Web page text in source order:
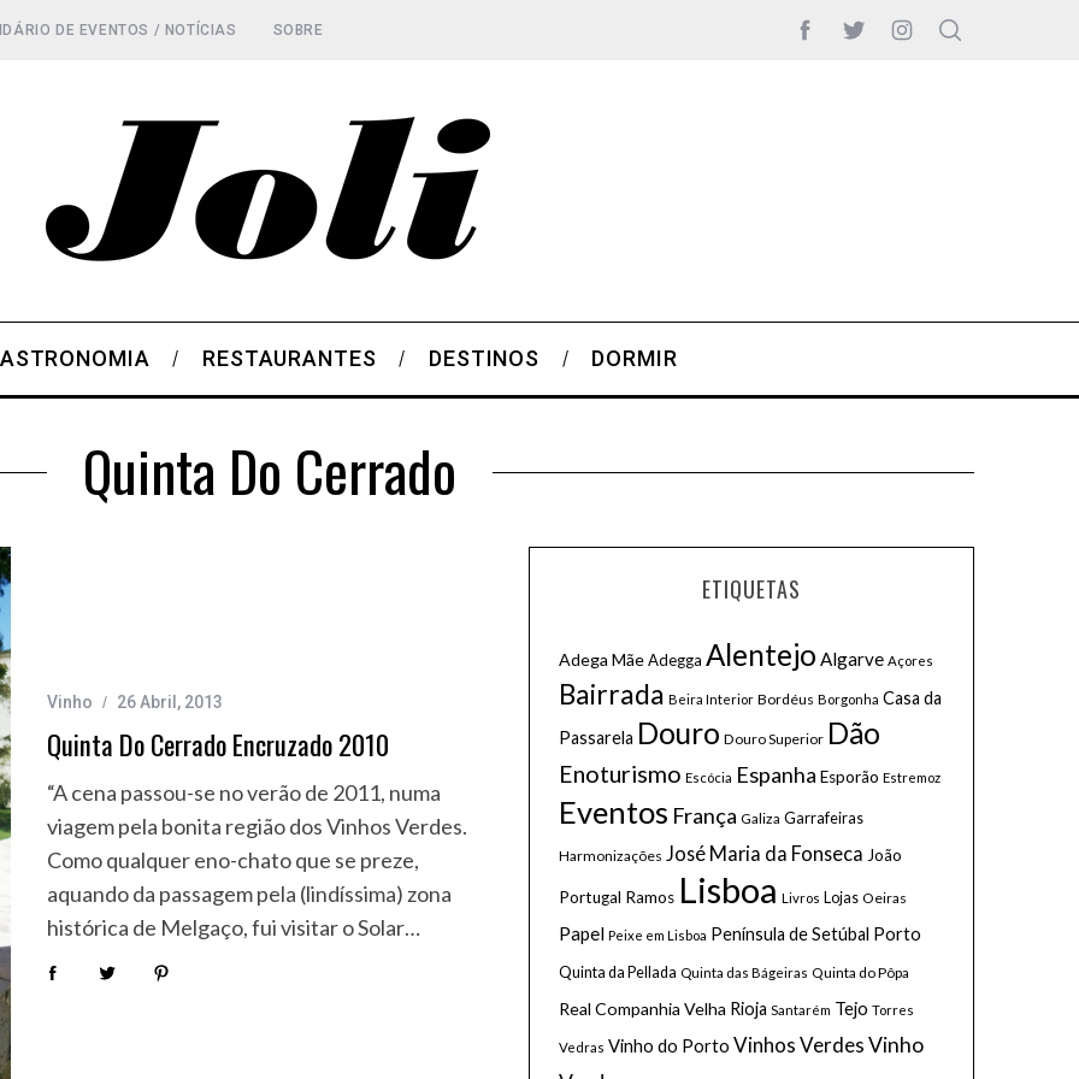
DE EVENTOS / NOTÍCIAS SOBRE
RESTAURANTES DESTINOS DORMIR
Quinta Do Cerrado
Vinho 26 Abril, 2013
Quinta Do Cerrado Encruzado 2010
“A cena passou-se no verão de 2011, numa
viagem pela bonita região dos Vinhos Verdes.
Como qualquer eno-chato que se preze,
aquando da passagem pela (lindíssima) zona
histórica de Melgaço, fui visitar o Solar…
ETIQUETAS
Adega MãeAdegga Alentejo Algarve Açores
Bairrada Beira Interior Bordéus Borgonha Casa da
Passarela Douro Douro Superior Dão
Enoturismo Escócia Espanha Esporão Estremoz
Eventos França Galiza Garrafeiras
Harmonizações José Maria da Fonseca João
Portugal Ramos Lisboa Livros Lojas Oeiras
Papel Peixe em Lisboa Península de Setúbal Porto
Quinta da Pellada Quinta das Bágeiras Quinta do Pôpa
Real Companhia Velha Rioja Santarém Tejo Torres
Vedras Vinho do Porto Vinhos VerdesVinho